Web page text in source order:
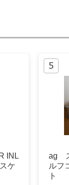
INL
ケ
ag
ルフ
ト